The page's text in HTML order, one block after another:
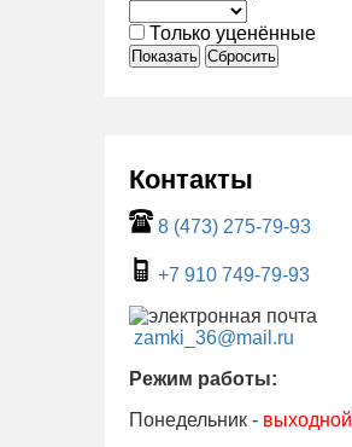
Только уценённые
Показать Сбросить
Контакты
8 (473) 275-79-93
+7 910 749-79-93
zamki_36@mail.ru
Режим работы:
Понедельник - выходной